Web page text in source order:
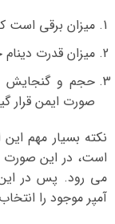
میزان برقی است
میزان قدرت
حجم و گنجایش
صورت ایمن قرار
نکته بسیار مهم
است، در این صورت
می رود. پس در این
آمپر موجود را